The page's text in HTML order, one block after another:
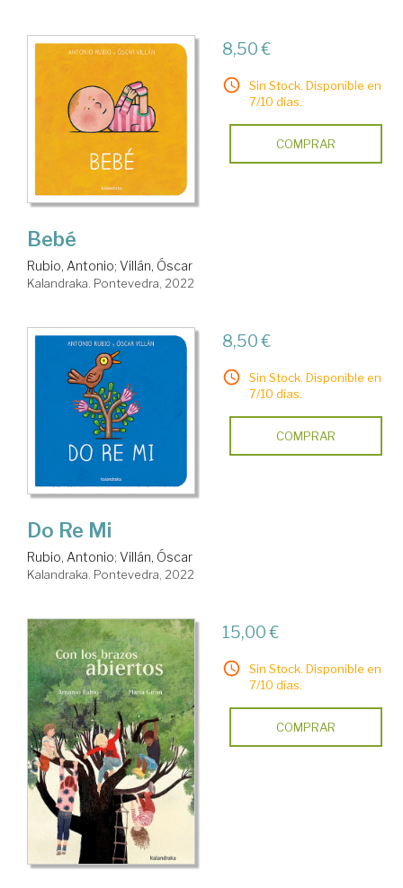
8,50 €
Sin Stock. Disponible en
7/10 días.
COMPRAR
Bebé
Rubio, Antonio; Villán, Óscar
Kalandraka. Pontevedra, 2022
8,50 €
Sin Stock. Disponible en
7/10 días.
COMPRAR
Do Re Mi
Rubio, Antonio; Villán, Óscar
Kalandraka. Pontevedra, 2022
15,00 €
Sin Stock. Disponible en
7/10 días.
COMPRAR